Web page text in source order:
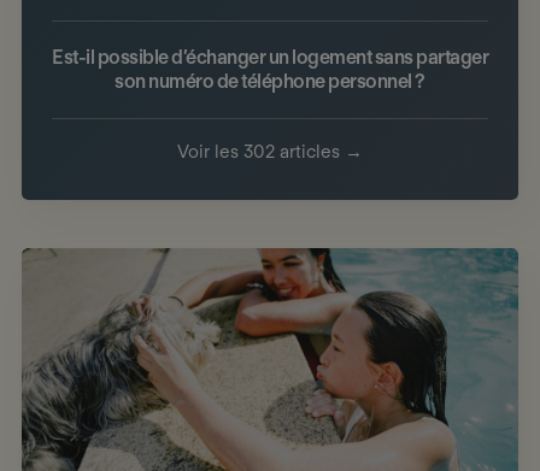
Est-il possible d’échanger un logement sans partager
son numéro de téléphone personnel ?
Voir les 302 articles →